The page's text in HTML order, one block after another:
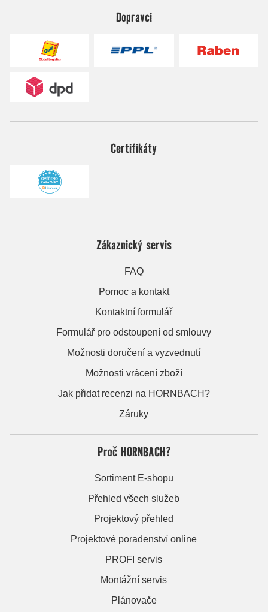
Dopravci
Certifikáty
Zákaznický servis
FAQ
Pomoc a kontakt
Kontaktní formulář
Formulář pro odstoupení od smlouvy
Možnosti doručení a vyzvednutí
Možnosti vrácení zboží
Jak přidat recenzi na HORNBACH?
Záruky
Proč HORNBACH?
Sortiment E-shopu
Přehled všech služeb
Projektový přehled
Projektové poradenství online
PROFI servis
Montážní servis
Plánovače